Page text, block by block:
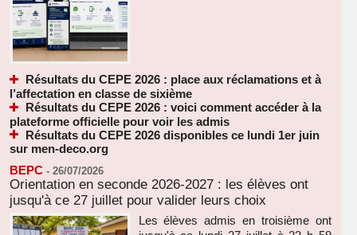
Résultats du CEPE 2026 : place aux réclamations et à
l’affectation en classe de sixième
Résultats du CEPE 2026 : voici comment accéder à la
plateforme officielle pour voir les admis
Résultats du CEPE 2026 disponibles ce lundi 1er juin
sur men-deco.org
BEPC - 26/07/2026
Orientation en seconde 2026-2027 : les élèves ont
jusqu'à ce 27 juillet pour valider leurs choix
Les élèves admis en troisième ont